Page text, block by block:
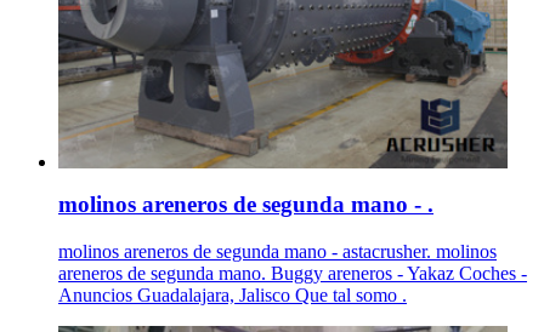
molinos areneros de segunda mano - .
molinos areneros de segunda mano - astacrusher. molinos
areneros de segunda mano. Buggy areneros - Yakaz Coches -
Anuncios Guadalajara, Jalisco Que tal somo .